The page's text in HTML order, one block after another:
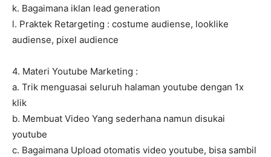
k. Bagaimana iklan lead generation
l. Praktek Retargeting : costume audiense, looklike
audiense, pixel audience
4. Materi Youtube Marketing :
a. Trik menguasai seluruh halaman youtube dengan 1x
klik
b. Membuat Video Yang sederhana namun disukai
youtube
c. Bagaimana Upload otomatis video youtube, bisa sambil